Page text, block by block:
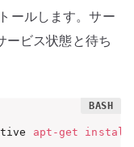
ールします。サー
ービス状態と待ち
apt-get
install